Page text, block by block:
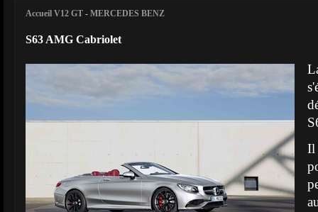
Accueil V12 GT - MERCEDES BENZ
S63 AMG Cabriolet
Il